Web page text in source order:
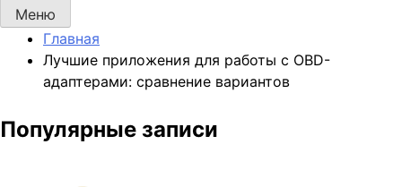
Меню
Главная
Лучшие приложения для работы с OBD-
адаптерами: сравнение вариантов
Популярные записи